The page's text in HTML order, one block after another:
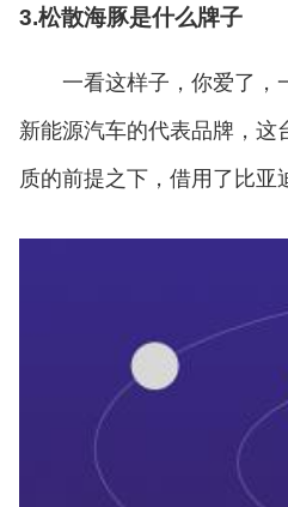
3.松散海豚是什么牌子
一看这样子，你爱了，
新能源汽车的代表品牌，
质的前提之下，借用了比